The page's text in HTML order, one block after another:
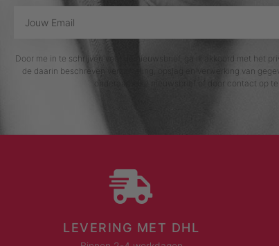
Door me in te schrijven voor de nieuwsbrief, ga ik akkoord met het
de daarin beschreven verzameling, opslag en verwerking van
onderaan elke nieuwsbrief of door contact op
LEVERING MET DHL